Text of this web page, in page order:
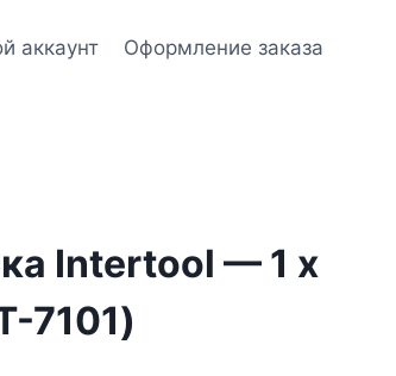
аккаунт Оформление заказа
Intertool — 1 х
7101)